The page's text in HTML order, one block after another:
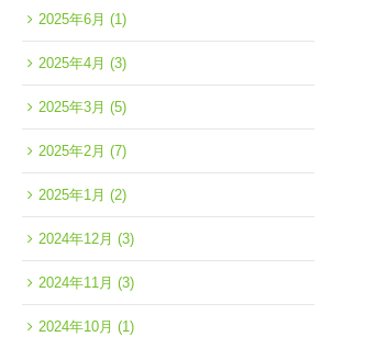
2025年6月 (1)
2025年4月 (3)
2025年3月 (5)
2025年2月 (7)
2025年1月 (2)
2024年12月 (3)
2024年11月 (3)
2024年10月 (1)